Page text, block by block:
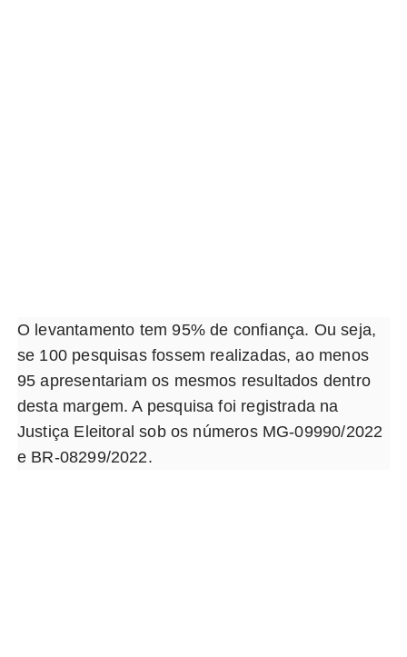
O levantamento tem 95% de confiança. Ou seja,
se 100 pesquisas fossem realizadas, ao menos
95 apresentariam os mesmos resultados dentro
desta margem. A pesquisa foi registrada na
Justiça Eleitoral sob os números MG-09990/2022
e BR-08299/2022.